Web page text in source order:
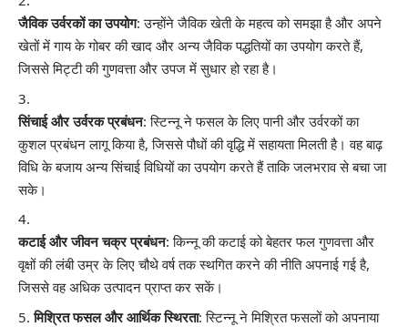
जैविक उर्वरकों का उपयोग: उन्होंने जैविक खेती के महत्व को समझा है और अपने
खेतों में गाय के गोबर की खाद और अन्य जैविक पद्धतियों का उपयोग करते हैं,
जिससे मिट्टी की गुणवत्ता और उपज में सुधार हो रहा है।
सिंचाई और उर्वरक प्रबंधन: स्टिन्नू ने फसल के लिए पानी और उर्वरकों का
कुशल प्रबंधन लागू किया है, जिससे पौधों की वृद्धि में सहायता मिलती है। वह बाढ़
विधि के बजाय अन्य सिंचाई विधियों का उपयोग करते हैं ताकि जलभराव से बचा जा
सके।
कटाई और जीवन चक्र प्रबंधन: किन्नू की कटाई को बेहतर फल गुणवत्ता और
वृक्षों की लंबी उम्र के लिए चौथे वर्ष तक स्थगित करने की नीति अपनाई गई है,
जिससे वह अधिक उत्पादन प्राप्त कर सकें।
मिश्रित फसल और आर्थिक स्थिरता: स्टिन्नू ने मिश्रित फसलों को अपनाया